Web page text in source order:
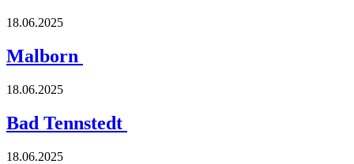
18.06.2025
Malborn
18.06.2025
Bad Tennstedt
18.06.2025